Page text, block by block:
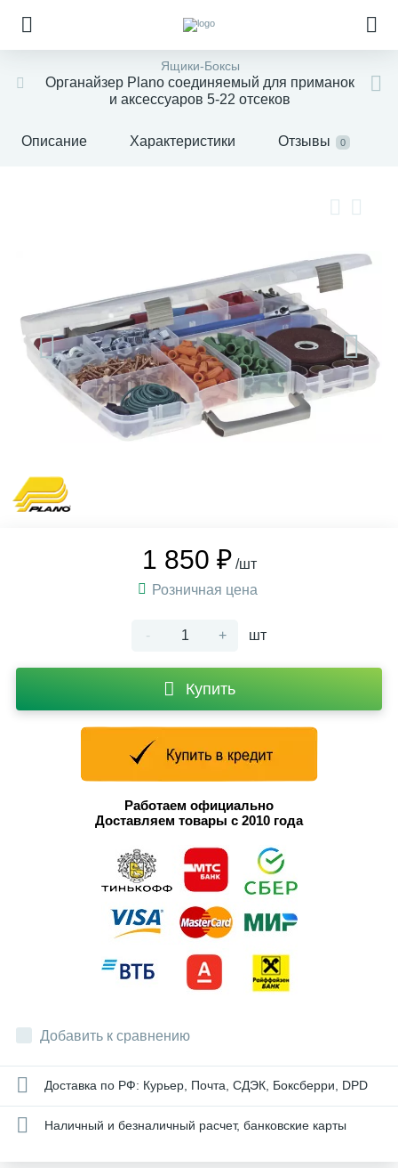
Ящики-Боксы
Органайзер Plano соединяемый для приманок
и аксессуаров 5-22 отсеков
Описание Характеристики Отзывы 0
1 850 ₽ /шт
Розничная цена
- + шт
Купить
Работаем официально
Доставляем товары с 2010 года
Добавить к сравнению
Доставка по РФ: Курьер, Почта, СДЭК, Боксберри, DPD
Наличный и безналичный расчет, банковские карты